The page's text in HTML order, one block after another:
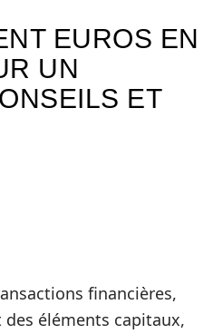
EUROS EN
UN
ET
financières,
éléments capitaux,